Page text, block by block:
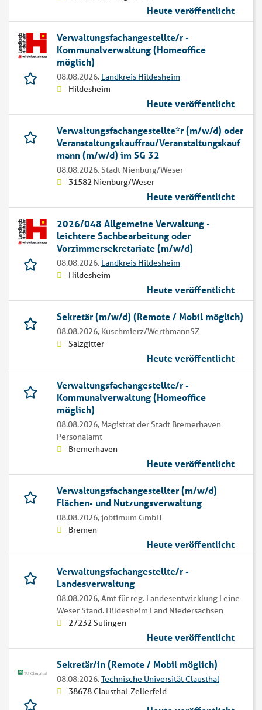
Heute veröffentlicht
Verwaltungsfachangestellte/r -
Kommunalverwaltung (Homeoffice
möglich)
08.08.2026, Landkreis Hildesheim
Hildesheim
Heute veröffentlicht
Verwaltungsfachangestellte*r (m/w/d) oder
Veranstaltungskauffrau/Veranstaltungskauf
mann (m/w/d) im SG 32
08.08.2026,Stadt Nienburg/Weser
31582 Nienburg/Weser
Heute veröffentlicht
2026/048 Allgemeine Verwaltung -
leichtere Sachbearbeitung oder
Vorzimmersekretariate (m/w/d)
08.08.2026, Landkreis Hildesheim
Hildesheim
Heute veröffentlicht
Sekretär (m/w/d) (Remote / Mobil möglich)
08.08.2026, Kuschmierz/WerthmannSZ
Salzgitter
Heute veröffentlicht
Verwaltungsfachangestellte/r -
Kommunalverwaltung (Homeoffice
möglich)
08.08.2026, Magistrat der Stadt Bremerhaven
Personalamt
Bremerhaven
Heute veröffentlicht
Verwaltungsfachangestellter (m/w/d)
Flächen- und Nutzungsverwaltung
08.08.2026,jobtimum GmbH
Bremen
Heute veröffentlicht
Verwaltungsfachangestellte/r -
Landesverwaltung
08.08.2026,Amt für reg. Landesentwicklung Leine-
Weser Stand. Hildesheim Land Niedersachsen
27232 Sulingen
Heute veröffentlicht
Sekretär/in (Remote / Mobil möglich)
08.08.2026,Technische Universität Clausthal
38678 Clausthal-Zellerfeld